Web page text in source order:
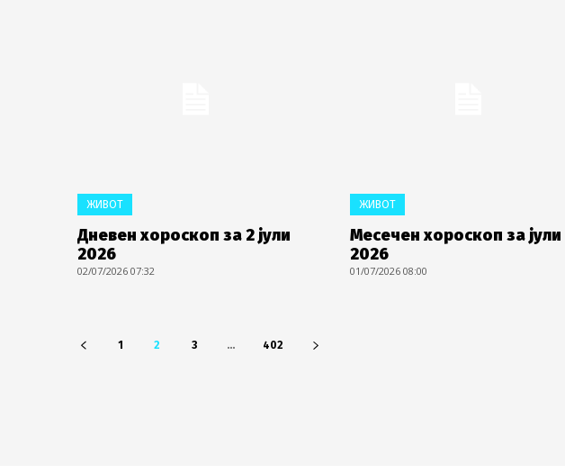
ЖИВОТ
Дневен хороскоп за 2 јули
2026
02/07/2026 07:32
ЖИВОТ
Месечен хороскоп за јули
2026
01/07/2026 08:00
1 2 3 ... 402